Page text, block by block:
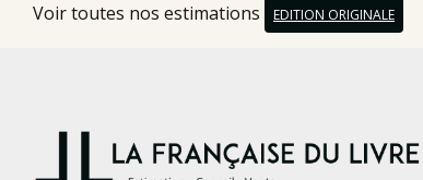
Voir toutes nos estimations EDITION ORIGINALE